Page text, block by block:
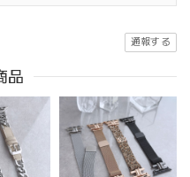
通報する
品